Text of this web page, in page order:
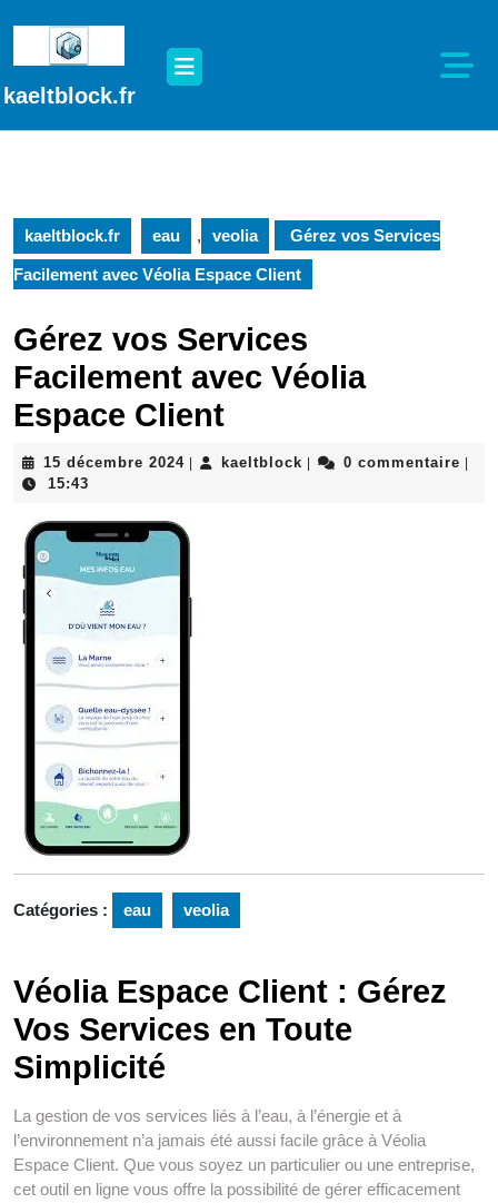
contenu
kaeltblock.fr
Open
Button
kaeltblock.fr eau , veolia Gérez vos Services
Facilement avec Véolia Espace Client
Gérez vos Services
Facilement avec Véolia
Espace Client
15 décembre 202415
kaeltblock kaeltblock0 commentaire
15:43
Catégories : eau veolia
Véolia Espace Client : Gérez
Vos Services en Toute
Simplicité
La gestion de vos services liés à l’eau, à l’énergie et à
l’environnement n’a jamais été aussi facile grâce à Véolia
Espace Client. Que vous soyez un particulier ou une entreprise,
cet outil en ligne vous offre la possibilité de gérer efficacement